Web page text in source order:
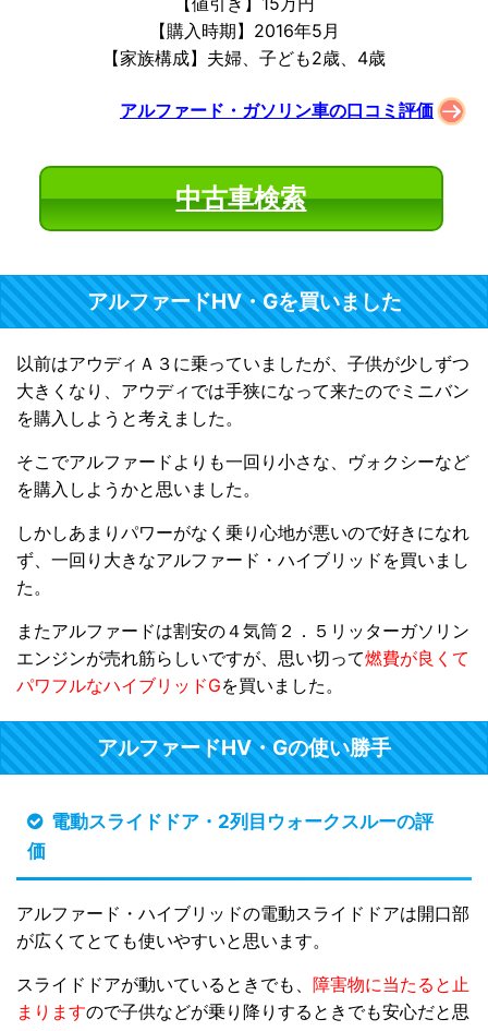
【購入時期】2016年5月
【家族構成】夫婦、子ども2歳、4歳
アルファード・ガソリン車の口コミ評価
中古車検索
アルファードHV・Gを買いました
以前はアウディＡ３に乗っていましたが、子供が少しずつ
大きくなり、アウディでは手狭になって来たのでミニバン
を購入しようと考えました。
そこでアルファードよりも一回り小さな、ヴォクシーなど
を購入しようかと思いました。
しかしあまりパワーがなく乗り心地が悪いので好きになれ
ず、一回り大きなアルファード・ハイブリッドを買いまし
た。
またアルファードは割安の４気筒２．５リッターガソリン
エンジンが売れ筋らしいですが、思い切って燃費が良くて
パワフルなハイブリッドGを買いました。
アルファードHV・Gの使い勝手
電動スライドドア・2列目ウォークスルーの評
価
アルファード・ハイブリッドの電動スライドドアは開口部
が広くてとても使いやすいと思います。
スライドドアが動いているときでも、 障害物に当たると止
まりますので子供などが乗り降りするときでも安心だと思